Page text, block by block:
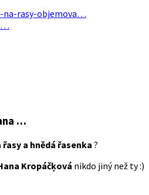
na-rasy-objemova…
…
řasy a hnědá řasenka ?
Kropáčķová nikdo jiný než ty :)